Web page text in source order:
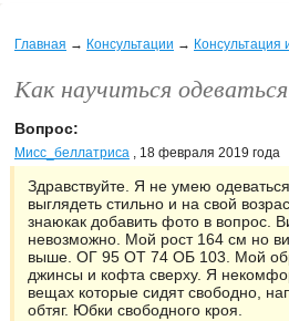
Главная → Консультации →
Как научиться
Вопрос:
Мисс_беллатриса , 18 февраля 2019 года
Здравствуйте. Я не умею
выглядеть стильно и на свой
знаюкак добавить фото в вопрос.
невозможно. Мой рост 164 см но
выше. ОГ 95 ОТ 74 ОБ 103. Мой
джинсы и кофта сверху. Я
вещах которые сидят свободно,
обтяг. Юбки свободного кроя.